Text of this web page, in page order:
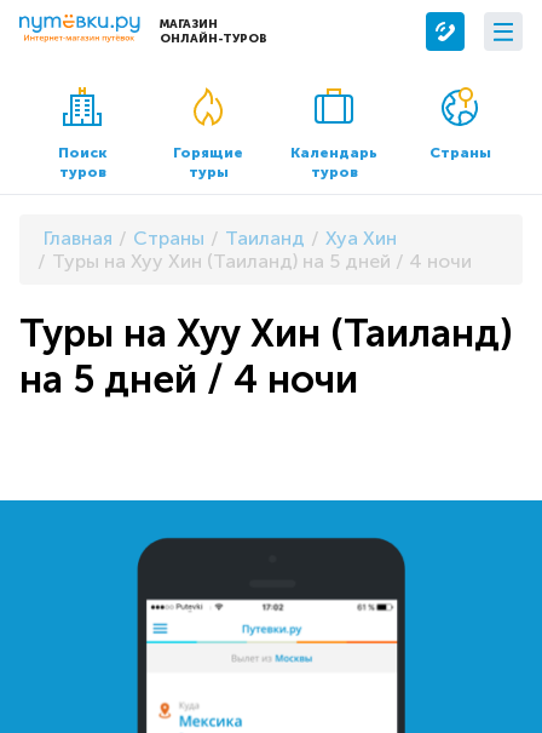
МАГАЗИН
ОНЛАЙН-ТУРОВ
Сервисы
Бронирование отелей
Трансфер
О компании
О нас
Контакты
Документы и реквизиты
Поиск
туров
Горящие
туры
Календарь
туров
Страны
Главная Страны Таиланд
Хуа Хин
Туры на Хуу Хин (Таиланд) на 5 дней / 4 ночи
Туры на Хуу Хин (Таиланд)
на 5 дней / 4 ночи